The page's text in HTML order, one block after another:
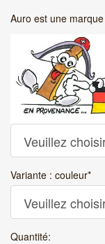
Auro est une
Variante : couleur*
Quantité: